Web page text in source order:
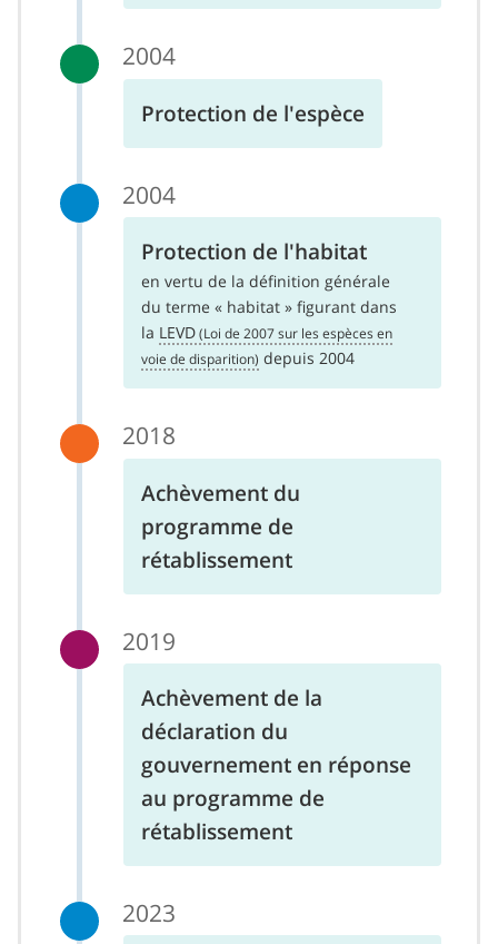
2004
Protection de l'espèce
2004
Protection de l'habitat
en vertu de la définition générale
du terme « habitat » figurant dans
la LEVD
depuis 2004
2018
Achèvement du
programme de
rétablissement
2019
Achèvement de la
déclaration du
gouvernement en réponse
au programme de
rétablissement
2023